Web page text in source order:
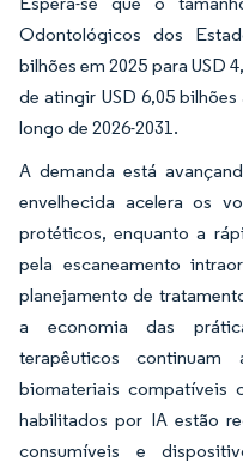
Odontológicos dos
bilhões em 2025 para USD
de atingir USD 6,05
longo de 2026-2031.
A demanda está
envelhecida acelera os
protéticos, enquanto a
pela escaneamento
planejamento de
a economia das
terapêuticos
biomateriais compatíveis
habilitados por IA estão
consumíveis e